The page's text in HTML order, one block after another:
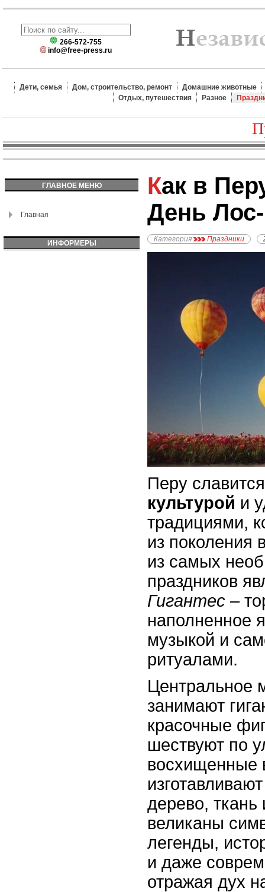
266-572-755
info@free-press.ru
Дети, семья Дом, строительство, ремонт
Домашние животные
Отдых, путешествия
Разное
ГЛАВНОЕ МЕНЮ
Главная
ИНФОРМЕРЫ
Как в Перу празднуют
День
Категория Праздники
Перу
культурой и
традициями,
из поколения
из самых
праздников
Гигантес –
наполненное
музыкой и
ритуалами.
Центральное
занимают
красочные
шествуют по
восхищенные
дерево, ткань
великаны
легенды,
и даже
отражая дух